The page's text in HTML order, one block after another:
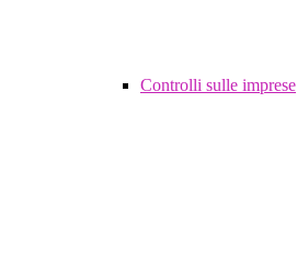
Controlli sulle imprese